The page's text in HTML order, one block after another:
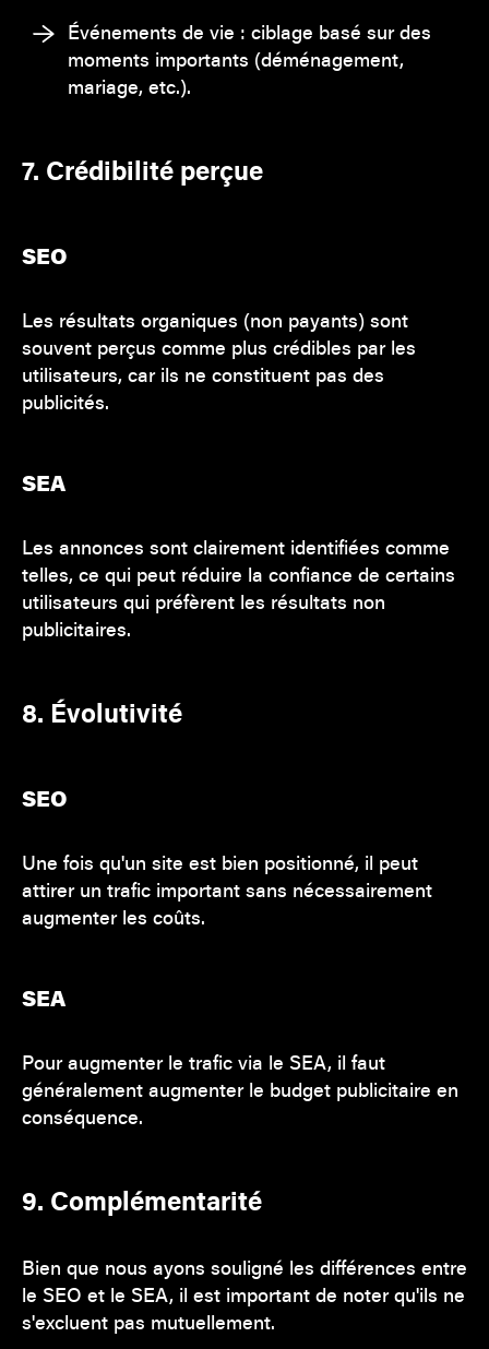
Événements de vie : ciblage basé sur des
moments importants (déménagement,
mariage, etc.).
7. Crédibilité perçue
SEO
Les résultats organiques (non payants) sont
souvent perçus comme plus crédibles par les
utilisateurs, car ils ne constituent pas des
publicités.
SEA
Les annonces sont clairement identifiées comme
telles, ce qui peut réduire la confiance de certains
utilisateurs qui préfèrent les résultats non
publicitaires.
8. Évolutivité
SEO
Une fois qu'un site est bien positionné, il peut
attirer un trafic important sans nécessairement
augmenter les coûts.
SEA
Pour augmenter le trafic via le SEA, il faut
généralement augmenter le budget publicitaire en
conséquence.
9. Complémentarité
Bien que nous ayons souligné les différences entre
le SEO et le SEA, il est important de noter qu'ils ne
s'excluent pas mutuellement.